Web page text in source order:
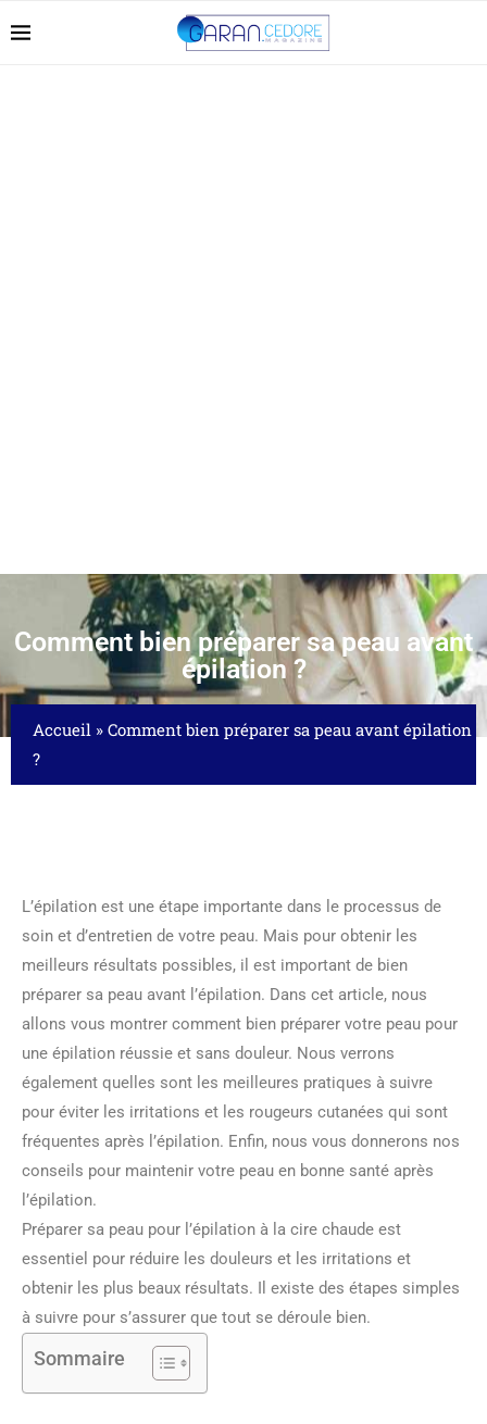
Comment bien préparer sa peau avant
épilation ?
Accueil » Comment bien préparer sa peau avant épilation
?
L’épilation est une étape importante dans le processus de
soin et d’entretien de votre peau. Mais pour obtenir les
meilleurs résultats possibles, il est important de bien
préparer sa peau avant l’épilation. Dans cet article, nous
allons vous montrer comment bien préparer votre peau pour
une épilation réussie et sans douleur. Nous verrons
également quelles sont les meilleures pratiques à suivre
pour éviter les irritations et les rougeurs cutanées qui sont
fréquentes après l’épilation. Enfin, nous vous donnerons nos
conseils pour maintenir votre peau en bonne santé après
l’épilation.
Préparer sa peau pour l’épilation à la cire chaude est
essentiel pour réduire les douleurs et les irritations et
obtenir les plus beaux résultats. Il existe des étapes simples
à suivre pour s’assurer que tout se déroule bien.
Sommaire